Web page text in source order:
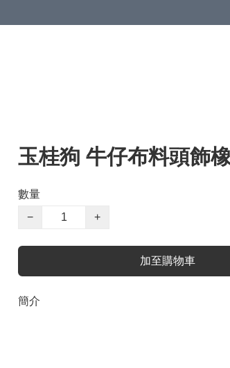
玉桂狗 牛仔布料頭飾
數量
−
+
加至購物車
簡介